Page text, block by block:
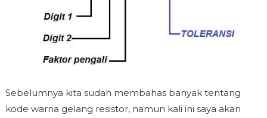
Sebelumnya kita sudah membahas banyak tentang
kode warna gelang resistor, namun kali ini saya akan